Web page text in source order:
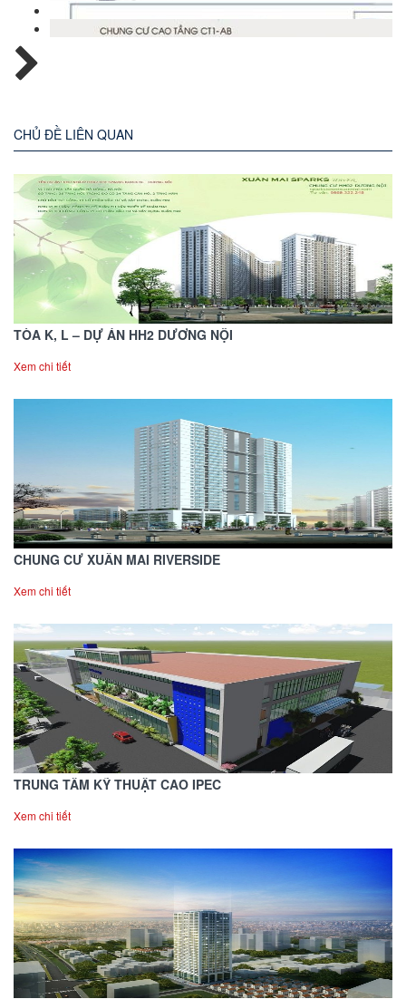
CHỦ ĐỀ LIÊN QUAN
TÒA K, L – DỰ ÁN HH2 DƯƠNG NỘI
Xem chi tiết
CHUNG CƯ XUÂN MAI RIVERSIDE
Xem chi tiết
TRUNG TÂM KỸ THUẬT CAO IPEC
Xem chi tiết